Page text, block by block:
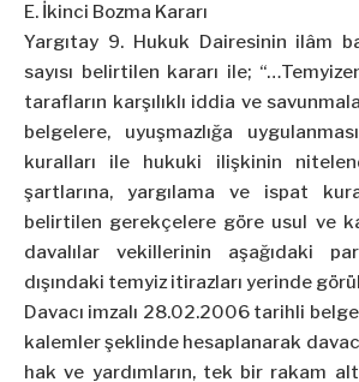
E. İkinci Bozma Kararı
Yargıtay 9. Hukuk Dairesinin ilâm
sayısı belirtilen kararı ile;
tarafların karşılıklı iddia ve
belgelere, uyuşmazlığa
kuralları ile hukuki ilişkinin
şartlarına, yargılama ve ispat
belirtilen gerekçelere göre usul ve
davalılar vekillerinin aşağıdaki
dışındaki temyiz itirazları yerinde
Davacı imzalı 28.02.2006 tarihli
kalemler şeklinde hesaplanarak
hak ve yardımların, tek bir rakam